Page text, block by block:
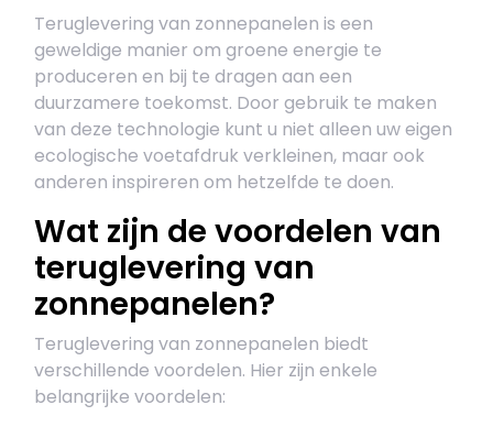
Teruglevering van zonnepanelen is een
geweldige manier om groene energie te
produceren en bij te dragen aan een
duurzamere toekomst. Door gebruik te maken
van deze technologie kunt u niet alleen uw eigen
ecologische voetafdruk verkleinen, maar ook
anderen inspireren om hetzelfde te doen.
Wat zijn de voordelen van
teruglevering van
zonnepanelen?
Teruglevering van zonnepanelen biedt
verschillende voordelen. Hier zijn enkele
belangrijke voordelen: